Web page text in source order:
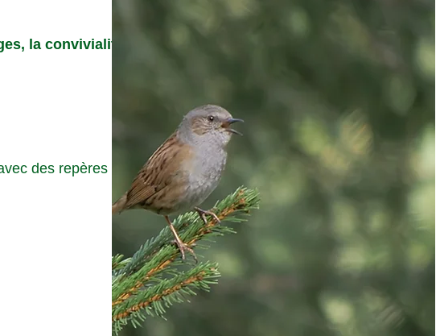
la convivialité
des repères